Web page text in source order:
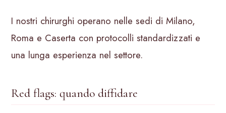
I nostri chirurghi operano nelle sedi di Milano,
Roma e Caserta con protocolli standardizzati e
una lunga esperienza nel settore.
Red flags: quando diffidare